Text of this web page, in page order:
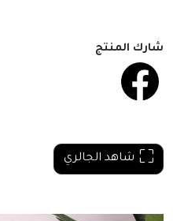
شارك المنتج
شاهد الجالري